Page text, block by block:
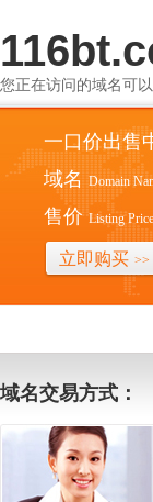
您正在访问的域名可以
一口价出售
域名 Domain
售价 Listing
立即购买 >>
域名交易方式：